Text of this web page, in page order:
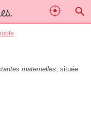
maternelles, située